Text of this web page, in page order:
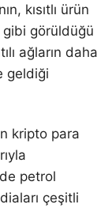
kısıtlı ürün
görüldüğü
ağların daha
geldiği
kripto para
petrol
çeşitli